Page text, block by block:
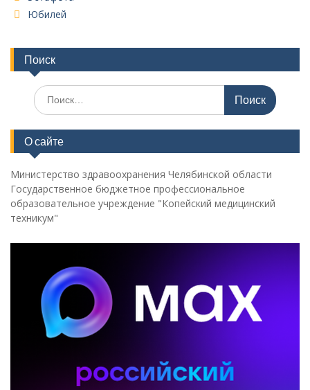
Юбилей
Поиск
Поиск
по:
О сайте
Министерство здравоохранения Челябинской области
Государственное бюджетное профессиональное
образовательное учреждение "Копейский медицинский
техникум"